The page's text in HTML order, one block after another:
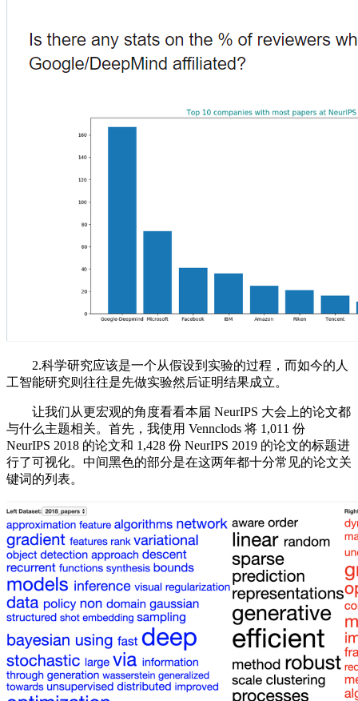
2.科学研究应该是一个从假设到实验的过程，而如今的人
工智能研究则往往是先做实验然后证明结果成立。
让我们从更宏观的角度看看本届 NeurIPS 大会上的论文都
与什么主题相关。首先，我使用 Vennclods 将 1,011 份
NeurIPS 2018 的论文和 1,428 份 NeurIPS 2019 的论文的标题进
行了可视化。中间黑色的部分是在这两年都十分常见的论文关
键词的列表。